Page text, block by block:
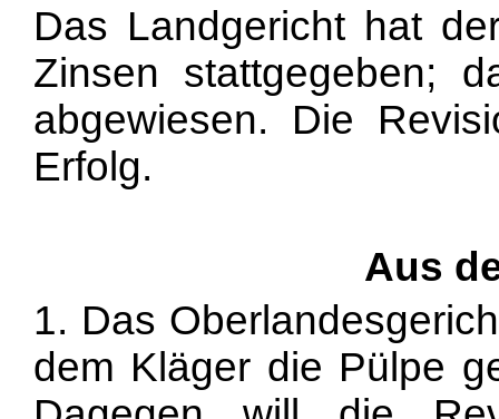
Das Landgericht hat
Zinsen stattgegeben;
abgewiesen. Die
Erfolg.
Aus
1. Das
dem Kläger die Pülpe